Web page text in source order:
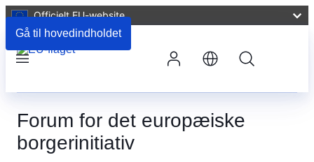
Gå til hovedindholdet
Officielt EU-website
Forum for det europæiske
borgerinitiativ